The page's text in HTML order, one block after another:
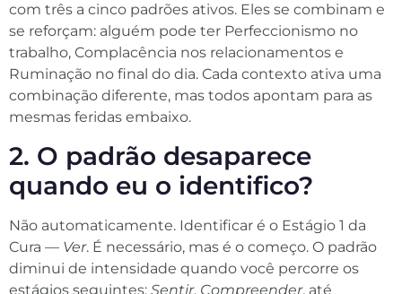
com três a cinco padrões ativos. Eles se combinam e
se reforçam: alguém pode ter Perfeccionismo no
trabalho, Complacência nos relacionamentos e
Ruminação no final do dia. Cada contexto ativa uma
combinação diferente, mas todos apontam para as
mesmas feridas embaixo.
2. O padrão desaparece
quando eu o identifico?
Não automaticamente. Identificar é o Estágio 1 da
Cura — Ver. É necessário, mas é o começo. O padrão
diminui de intensidade quando você percorre os
estágios seguintes: Sentir, Compreender, até